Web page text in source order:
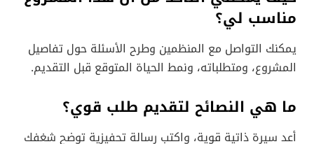
مناسب لي؟
يمكنك التواصل مع المنظمين وطرح الأسئلة حول تفاصيل
المشروع، ومتطلباته، ونمط الحياة المتوقع قبل التقديم.
ما هي النصائح لتقديم طلب قوي؟
أعد سيرة ذاتية قوية، واكتب رسالة تحفيزية توضح شغفك